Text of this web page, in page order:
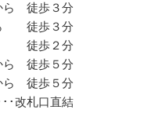
ら 徒歩３分
ら 徒歩３分
徒歩２分
ら 徒歩５分
ら 徒歩５分
･改札口直結